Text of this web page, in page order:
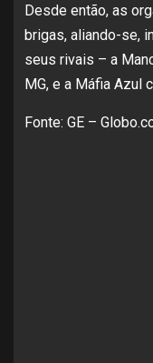
Desde então, as
brigas, aliando-se,
seus rivais – a
MG, e a Máfia Azul
Fonte: GE –